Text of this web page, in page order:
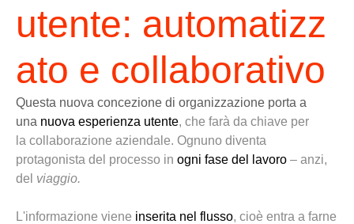
utente: automatizz
ato e collaborativo
Questa nuova concezione di organizzazione porta a
una nuova esperienza utente, che farà da chiave per
la collaborazione aziendale. Ognuno diventa
protagonista del processo in ogni fase del lavoro – anzi,
del viaggio.
L'informazione viene inserita nel flusso, cioè entra a farne